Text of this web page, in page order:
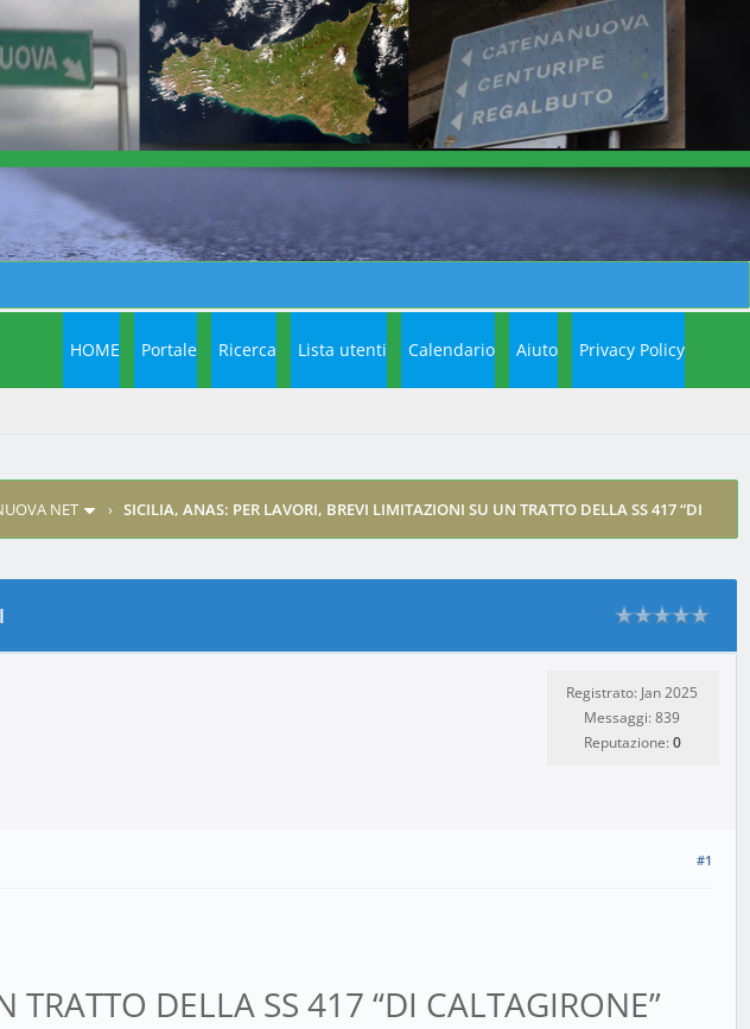
HOME Portale Ricerca Lista utenti Calendario Aiuto Privacy Policy
NET › SICILIA, ANAS: PER LAVORI, BREVI LIMITAZIONI SU UN TRATTO DELLA SS 417 “DI
Registrato: Jan 2025
Messaggi: 839
Reputazione: 0
#1
DELLA SS 417 “DI CALTAGIRONE”